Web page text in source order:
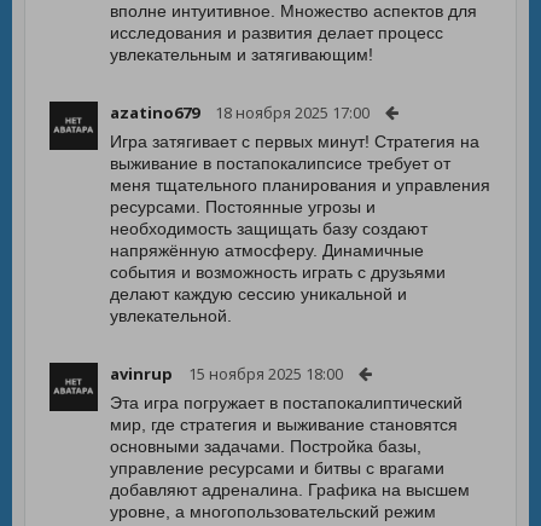
вполне интуитивное. Множество аспектов для
исследования и развития делает процесс
увлекательным и затягивающим!
azatino679 18 ноября 2025 17:00
Игра затягивает с первых минут! Стратегия на
выживание в постапокалипсисе требует от
меня тщательного планирования и управления
ресурсами. Постоянные угрозы и
необходимость защищать базу создают
напряжённую атмосферу. Динамичные
события и возможность играть с друзьями
делают каждую сессию уникальной и
увлекательной.
avinrup 15 ноября 2025 18:00
Эта игра погружает в постапокалиптический
мир, где стратегия и выживание становятся
основными задачами. Постройка базы,
управление ресурсами и битвы с врагами
добавляют адреналина. Графика на высшем
уровне, а многопользовательский режим